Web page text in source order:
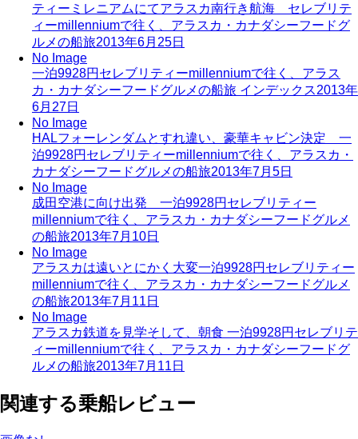
ティーミレニアムにてアラスカ南行き航海 セレブリテ
ィーmillenniumで往く、アラスカ・カナダシーフードグ
ルメの船旅2013年6月25日
No Image
一泊9928円セレブリティーmillenniumで往く、アラス
カ・カナダシーフードグルメの船旅 インデックス2013年
6月27日
No Image
HALフォーレンダムとすれ違い、豪華キャビン決定 一
泊9928円セレブリティーmillenniumで往く、アラスカ・
カナダシーフードグルメの船旅2013年7月5日
No Image
成田空港に向け出発 一泊9928円セレブリティー
millenniumで往く、アラスカ・カナダシーフードグルメ
の船旅2013年7月10日
No Image
アラスカは遠いとにかく大変一泊9928円セレブリティー
millenniumで往く、アラスカ・カナダシーフードグルメ
の船旅2013年7月11日
No Image
アラスカ鉄道を見学そして、朝食 一泊9928円セレブリテ
ィーmillenniumで往く、アラスカ・カナダシーフードグ
ルメの船旅2013年7月11日
関連する乗船レビュー